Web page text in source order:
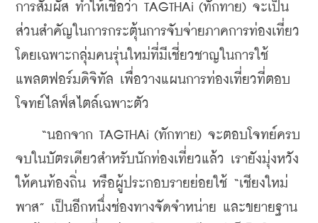
การสัมผัส ทำให้เชื่อว่า TAGTHAi (ทักทาย) จะเป็น
ส่วนสำคัญในการกระตุ้นการจับจ่ายภาคการท่องเที่ยว
โดยเฉพาะกลุ่มคนรุ่นใหม่ที่มีเชี่ยวชาญในการใช้
แพลตฟอร์มดิจิทัล เพื่อวางแผนการท่องเที่ยวที่ตอบ
โจทย์ไลฟ์สไตล์เฉพาะตัว
“นอกจาก TAGTHAi (ทักทาย) จะตอบโจทย์ครบ
จบในบัตรเดียวสำหรับนักท่องเที่ยวแล้ว เรายังมุ่งหวัง
ให้คนท้องถิ่น หรือผู้ประกอบรายย่อยใช้ “เชียงใหม่
พาส” เป็นอีกหนึ่งช่องทางจัดจำหน่าย และขยายฐาน